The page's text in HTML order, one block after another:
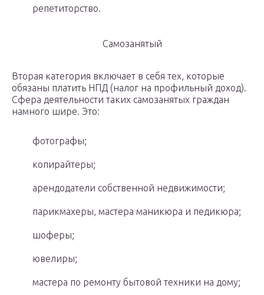
репетиторство.
Самозанятый
Вторая категория включает в себя тех, которые
обязаны платить НПД (налог на профильный доход).
Сфера деятельности таких самозанятых граждан
намного шире. Это:
фотографы;
копирайтеры;
арендодатели собственной недвижимости;
парикмахеры, мастера маникюра и педикюра;
шоферы;
ювелиры;
мастера по ремонту бытовой техники на дому;